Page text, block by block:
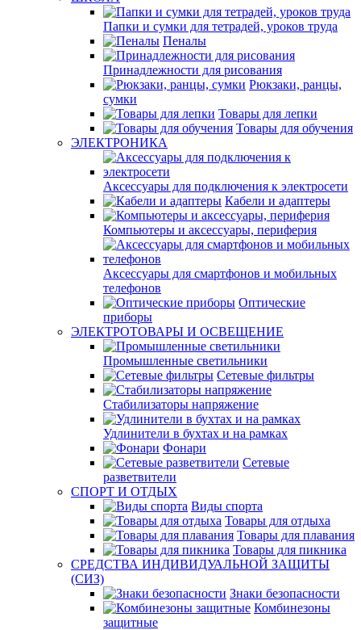
Папки и сумки для тетрадей, уроков труда
Пеналы
Принадлежности для рисования
Рюкзаки, ранцы,
сумки
Товары для лепки
Товары для обучения
ЭЛЕКТРОНИКА
Аксессуары для подключения к электросети
Кабели и адаптеры
Компьютеры и аксессуары, периферия
Аксессуары для смартфонов и мобильных
телефонов
Оптические
приборы
ЭЛЕКТРОТОВАРЫ И ОСВЕЩЕНИЕ
Промышленные светильники
Сетевые фильтры
Стабилизаторы напряжение
Удлинители в бухтах и на рамках
Фонари
Сетевые
разветвители
СПОРТ И ОТДЫХ
Виды спорта
Товары для отдыха
Товары для плавания
Товары для пикника
СРЕДСТВА ИНДИВИДУАЛЬНОЙ ЗАЩИТЫ
(СИЗ)
Знаки безопасности
Комбинезоны
защитные